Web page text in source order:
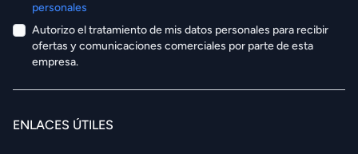
personales
Autorizo el tratamiento de mis datos personales para recibir
ofertas y comunicaciones comerciales por parte de esta
empresa.
ENLACES ÚTILES